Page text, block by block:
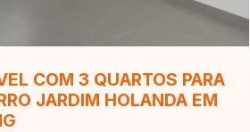
COM 3 QUARTOS PARA
JARDIM HOLANDA EM